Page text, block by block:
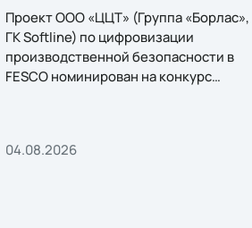
Проект ООО «ЦЦТ» (Группа «Борлас»,
ГК Softline) по цифровизации
производственной безопасности в
FESCO номинирован на конкурс
04.08.2026